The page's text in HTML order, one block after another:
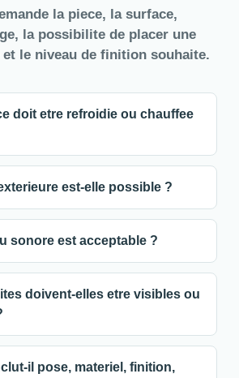
la piece, la surface,
la possibilite de placer une
le niveau de finition souhaite.
doit etre refroidie ou chauffee
est-elle possible ?
sonore est acceptable ?
doivent-elles etre visibles ou
il pose, materiel, finition,